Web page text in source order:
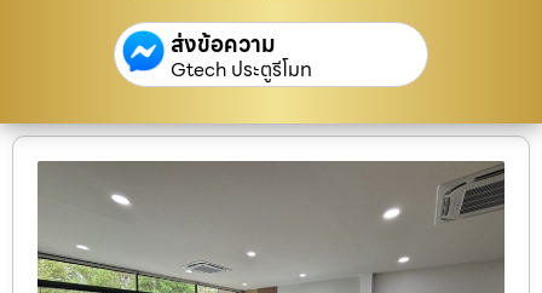
ส่งข้อความ
Gtech ประตูรีโมท